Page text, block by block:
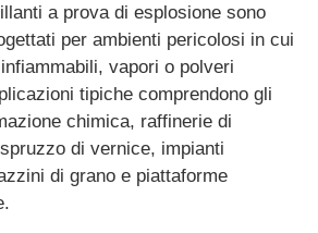
a prova di esplosione sono
per ambienti pericolosi in cui
vapori o polveri
tipiche comprendono gli
chimica, raffinerie di
di vernice, impianti
di grano e piattaforme